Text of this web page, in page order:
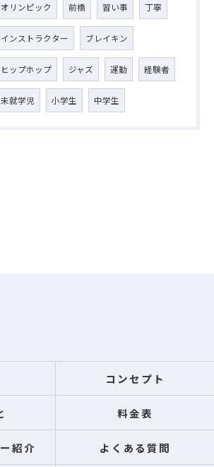
オリンピック 前橋 習い事 丁寧
インストラクター ブレイキン
ヒップホップ ジャズ 運動 経験者
未就学児 小学生 中学生
コンセプト
料金表
紹介 よくある質問